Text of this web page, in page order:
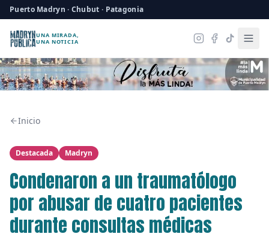
Puerto Madryn · Chubut · Patagonia
UNA MIRADA,
UNA NOTICIA
Inicio
Destacada Madryn
Condenaron a un traumatólogo
por abusar de cuatro pacientes
durante consultas médicas